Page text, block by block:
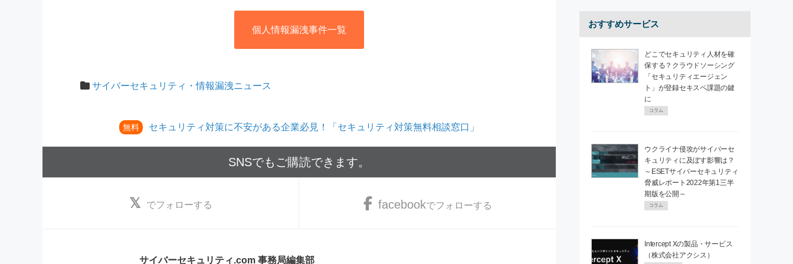
個人情報漏洩事件一覧
サイバーセキュリティ・情報漏洩ニュース
無料 セキュリティ対策に不安がある企業必見！「セキュリティ対策無料相談窓口」
SNSでもご購読できます。
でフォローする facebookでフォローする
サイバーセキュリティ.com 事務局編集部
おすすめサービス
どこでセキュリティ人材を確
保する？クラウドソーシング
「セキュリティエージェン
ト」が登録セキスペ課題の鍵
に
コラム
ウクライナ侵攻がサイバーセ
キュリティに及ぼす影響は？
～ESETサイバーセキュリティ
脅威レポート2022年第1三半
期版を公開～
コラム
Intercept Xの製品・サービス
（株式会社アクシス）